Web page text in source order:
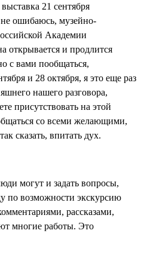
21 сентября
ошибаюсь, музейно-
Академии
открывается и продлится
с вами пообщаться,
и 28 октября, я это еще раз
нашего разговора,
присутствовать на этой
со всеми желающими,
сказать, впитать дух.
могут и задать вопросы,
по возможности экскурсию
рассказами,
многие работы. Это